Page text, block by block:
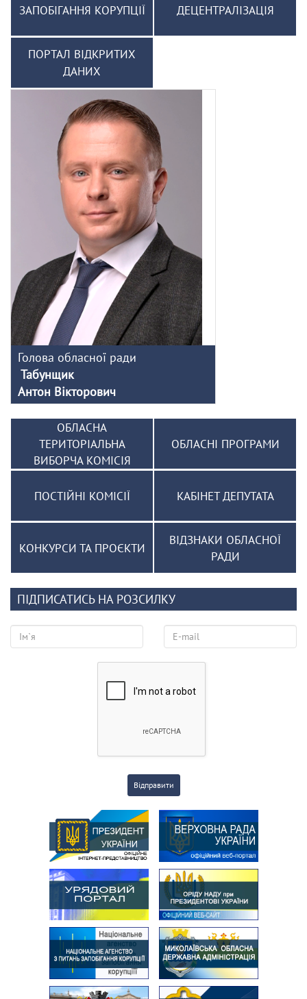
ЗАПОБІГАННЯ КОРУПЦІЇ ДЕЦЕНТРАЛІЗАЦІЯ
ПОРТАЛ ВІДКРИТИХ
ДАНИХ
Голова обласної ради
Табунщик
Антон Вікторович
ОБЛАСНА
ТЕРИТОРІАЛЬНА
ВИБОРЧА КОМІСІЯ
ОБЛАСНІ ПРОГРАМИ
ПОСТІЙНІ КОМІСІЇ КАБІНЕТ ДЕПУТАТА
КОНКУРСИ ТА ПРОЄКТИ
ВІДЗНАКИ ОБЛАСНОЇ
РАДИ
ПІДПИСАТИСЬ НА РОЗСИЛКУ
Відправити